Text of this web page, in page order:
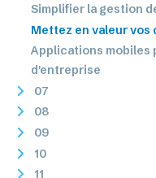
Simplifier la gestion
Mettez en valeur
Applications mobiles
d'entreprise
07
08
09
10
11